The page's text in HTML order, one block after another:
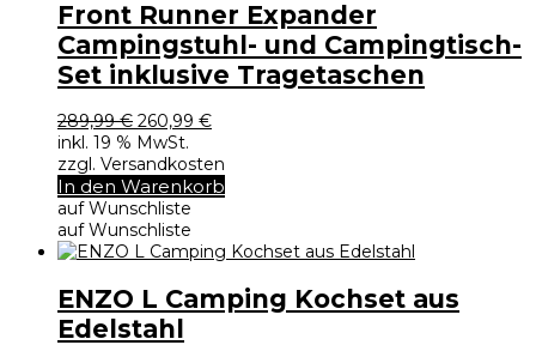
Front Runner Expander
Campingstuhl- und Campingtisch-
Set inklusive Tragetaschen
289,99€ Ursprünglicher
Preis
war:
289,99 €
260,99 €Aktueller
ist:
260,99 €.
inkl. 19 % MwSt.
zzgl. Versandkosten
In den Warenkorb
auf Wunschliste
auf Wunschliste
ENZO L Camping Kochset aus
Edelstahl